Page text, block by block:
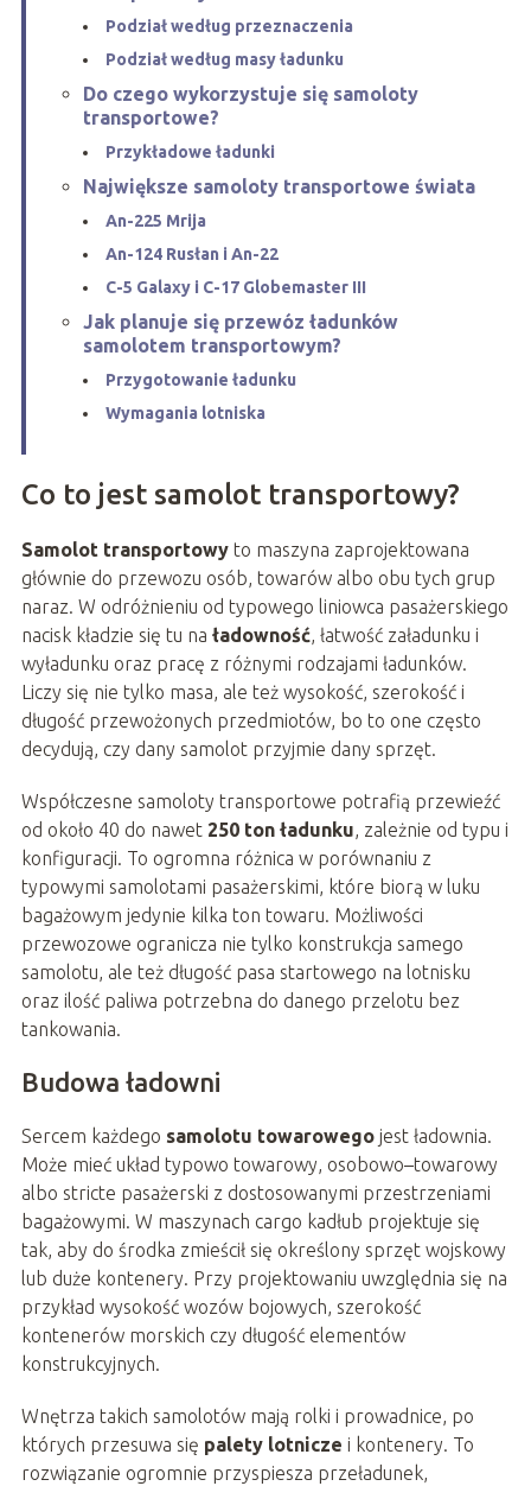
Podział według przeznaczenia
Podział według masy ładunku
Do czego wykorzystuje się samoloty
transportowe?
Przykładowe ładunki
Największe samoloty transportowe świata
An-225 Mrija
An-124 Rusłan i An-22
C-5 Galaxy i C-17 Globemaster III
Jak planuje się przewóz ładunków
samolotem transportowym?
Przygotowanie ładunku
Wymagania lotniska
Co to jest samolot transportowy?
Samolot transportowyto maszyna zaprojektowana
głównie do przewozu osób, towarów albo obu tych grup
naraz. W odróżnieniu od typowego liniowca pasażerskiego
nacisk kładzie się tu na ładowność, łatwość załadunku i
wyładunku oraz pracę z różnymi rodzajami ładunków.
Liczy się nie tylko masa, ale też wysokość, szerokość i
długość przewożonych przedmiotów, bo to one często
decydują, czy dany samolot przyjmie dany sprzęt.
Współczesne samoloty transportowe potrafią przewieźć
od około 40 do nawet 250 ton ładunku, zależnie od typu i
konfiguracji. To ogromna różnica w porównaniu z
typowymi samolotami pasażerskimi, które biorą w luku
bagażowym jedynie kilka ton towaru. Możliwości
przewozowe ogranicza nie tylko konstrukcja samego
samolotu, ale też długość pasa startowego na lotnisku
oraz ilość paliwa potrzebna do danego przelotu bez
tankowania.
Budowa ładowni
Sercem każdego samolotu towarowegojest ładownia.
Może mieć układ typowo towarowy, osobowo–towarowy
albo stricte pasażerski z dostosowanymi przestrzeniami
bagażowymi. W maszynach cargo kadłub projektuje się
tak, aby do środka zmieścił się określony sprzęt wojskowy
lub duże kontenery. Przy projektowaniu uwzględnia się na
przykład wysokość wozów bojowych, szerokość
kontenerów morskich czy długość elementów
konstrukcyjnych.
Wnętrza takich samolotów mają rolki i prowadnice, po
których przesuwa się palety lotnicze i kontenery. To
rozwiązanie ogromnie przyspiesza przeładunek,